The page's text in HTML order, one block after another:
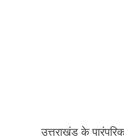
उत्तराखंड के